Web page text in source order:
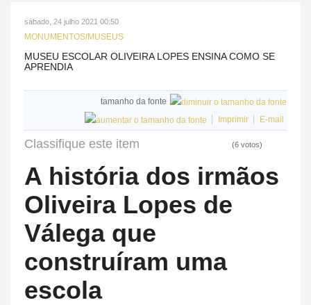
sábado, 24 julho 2021 00:50
MONUMENTOS/MUSEUS
MUSEU ESCOLAR OLIVEIRA LOPES ENSINA COMO SE
APRENDIA
tamanho da fonte
Imprimir
E-mail
Classifique este item (6 votos)
A história dos irmãos
Oliveira Lopes de
Válega que
construíram uma
escola